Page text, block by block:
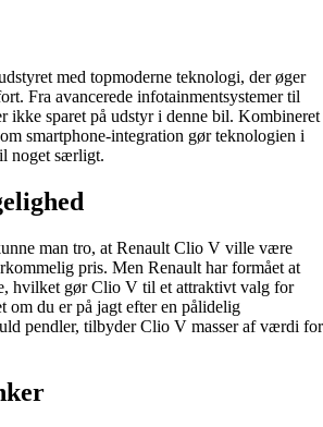
med topmoderne teknologi, der øger
Fra avancerede infotainmentsystemer til
ikke sparet på udstyr i denne bil. Kombineret
smartphone-integration gør teknologien i
noget særligt.
man tro, at Renault Clio V ville være
pris. Men Renault har formået at
hvilket gør Clio V til et attraktivt valg for
om du er på jagt efter en pålidelig
pendler, tilbyder Clio V masser af værdi for